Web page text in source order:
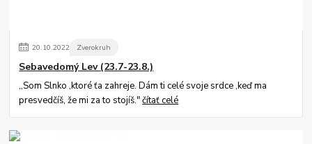
20.10.2022 Zverokruh
Sebavedomý Lev (23.7-23.8.)
,,Som Slnko ,ktoré ťa zahreje. Dám ti celé svoje srdce ,keď ma
presvedčíš, že mi za to stojíš."čítať celé